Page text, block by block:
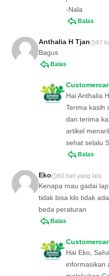
-Nala
Balas
Anthalia H Tjan 97
Bagus
Balas
Hai Anthalia
Terima kasih
dan terima
artikel
sehat selalu
Balas
Eko 83 hari yang lalu
Kenapa mau gadai
tidak bisa klo tidak
beda peraturan
Balas
Hai Eko,
informasikan